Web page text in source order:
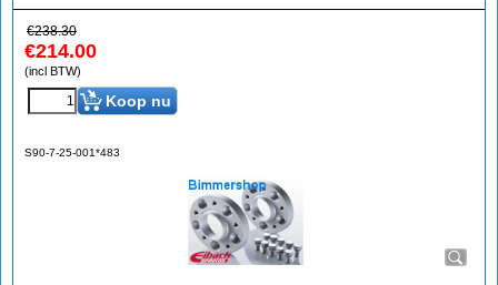
€238.30
€214.00
(incl BTW)
Koop nu
S90-7-25-001*483